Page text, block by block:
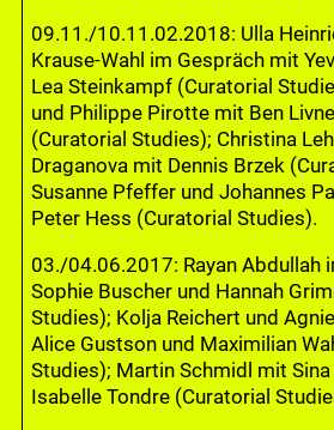
09.11./10.11.02.2018: Ulla
Krause-Wahl im Gespräch mit
Lea Steinkampf (Curatorial
und Philippe Pirotte mit Ben
(Curatorial Studies); Christina
Draganova mit Dennis Brzek
Susanne Pfeffer und Johannes
Peter Hess (Curatorial Studies).
03./04.06.2017: Rayan Abdullah
Sophie Buscher und Hannah
Studies); Kolja Reichert und
Alice Gustson und Maximilian
Studies); Martin Schmidl mit Sina
Isabelle Tondre (Curatorial